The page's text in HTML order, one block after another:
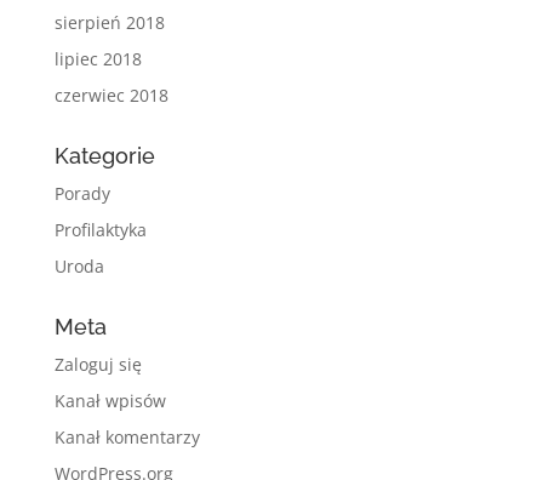
sierpień 2018
lipiec 2018
czerwiec 2018
Kategorie
Porady
Profilaktyka
Uroda
Meta
Zaloguj się
Kanał wpisów
Kanał komentarzy
WordPress.org